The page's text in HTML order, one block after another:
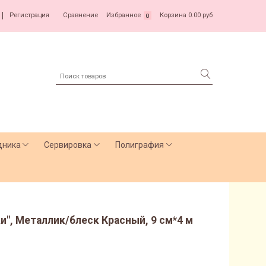
Регистрация Сравнение Избранное 0 Корзина 0.00 руб
Сервировка Полиграфия
Металлик/блеск Красный, 9 см*4 м